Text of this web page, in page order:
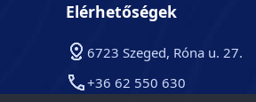
Elérhetőségek
6723 Szeged, Róna u. 27.
+36 62 550 630